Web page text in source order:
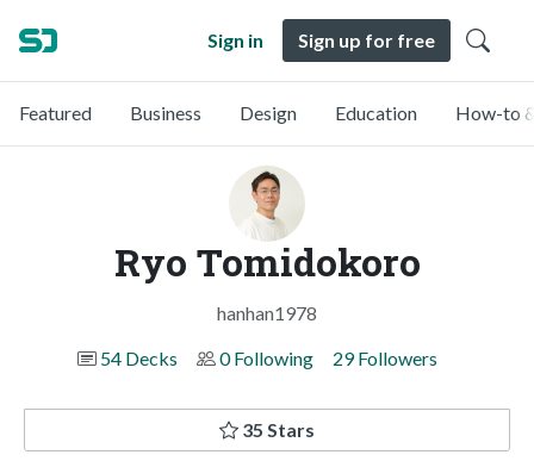
Sign in Sign up for free
Featured Business Design Education How-to
Ryo Tomidokoro
hanhan1978
54 Decks
0 Following 29 Followers
35 Stars